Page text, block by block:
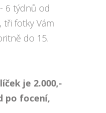
6 týdnů od
tři fotky Vám
do 15.
je 2.000,-
po focení,